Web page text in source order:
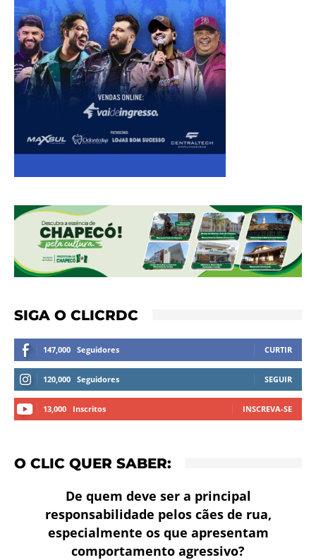
SIGA O CLICRDC
147,000 Seguidores CURTIR
120,000 Seguidores SEGUIR
13,000 Inscritos INSCREVA-SE
O CLIC QUER SABER:
De quem deve ser a principal
responsabilidade pelos cães de rua,
especialmente os que apresentam
comportamento agressivo?